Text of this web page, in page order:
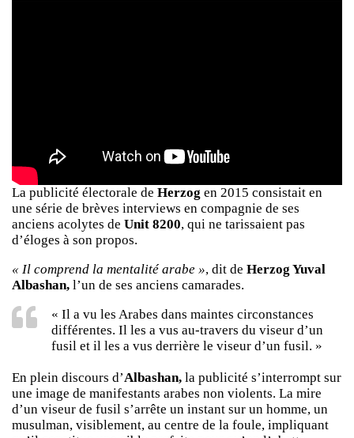
La publicité électorale de Herzog en 2015 consistait en
une série de brèves interviews en compagnie de ses
anciens acolytes de Unit 8200, qui ne tarissaient pas
d’éloges à son propos.
« Il comprend la mentalité arabe », dit de Herzog Yuval
Albashan, l’un de ses anciens camarades.
« Il a vu les Arabes dans maintes circonstances
différentes. Il les a vus au-travers du viseur d’un
fusil et il les a vus derrière le viseur d’un fusil. »
En plein discours d’Albashan, la publicité s’interrompt sur
une image de manifestants arabes non violents. La mire
d’un viseur de fusil s’arrête un instant sur un homme, un
musulman, visiblement, au centre de la foule, impliquant